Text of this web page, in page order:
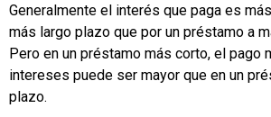
Generalmente el interés que paga es
más largo plazo que por un préstamo a
Pero en un préstamo más corto, el pago
intereses puede ser mayor que en un
plazo.